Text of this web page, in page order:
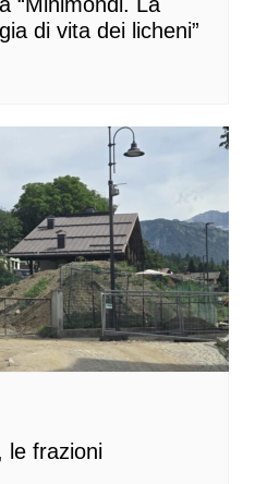
di vita dei licheni”
le frazioni